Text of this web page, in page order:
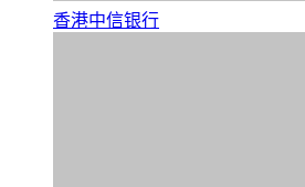
香港中信银行